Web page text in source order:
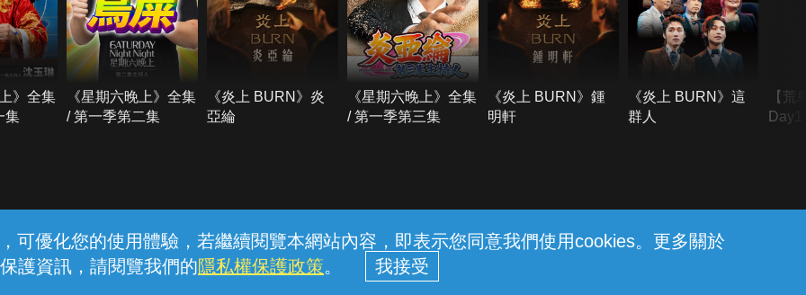
可優化您的使用體驗，若繼續閱覽本網站內容，即表示您同意我們使用cookies。更多關於
護資訊，請閱覽我們的隱私權保護政策。
》全集
集
《星期六晚上》全集
/ 第一季第二集
《炎上 BURN》炎
亞綸
《星期六晚上》全集
/ 第一季第三集
《炎上 BURN》鍾
明軒
《炎上 BURN》這
群人
【荒
線上客服 服務條款 隱私權保護
中華電信股份有限公司個人家庭分公司 (統一編號：96979949) © 2026